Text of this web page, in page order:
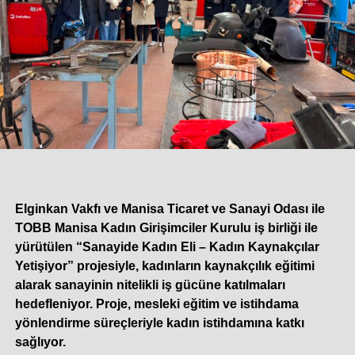
“CAC YATIRIMININ BİLANÇOYA ETKİSİNİ GELECEK
DÖNEMDE GÖRECEĞİZ”
Konuyla ilgili değerlendirmelerde bulunan Çimsa Yönetim
Kurulu Başkanı Umut Zenar, Çimsa’nın birçok açıdan
sektörden pozitif şekilde ayrıştığını ifade ederken,
güçlü özelliklerinden biri de bugünü başarıyla yönetirken,
geleceğin stratejik adımlarını da bugünden atabilmesidir.
Mersin tesisimizde geçtiğimiz haftalarda devreye giren
kalsiyum alüminat çimento yatırımımız da bunun çok
güçlü bir göstergesidir. Devreye aldığımız yeni
yatırımımızla, yapı malzemeleri sektörünün küresel
ölçekteki en stratejik ürünlerinden biri olan CAC’da üretim
kapasitemizi yüzde 50 oranında artırdık. Bugün 200 bin
Elginkan Vakfı ve Manisa Ticaret ve Sanayi Odası ile
TOBB Manisa Kadın Girişimciler Kurulu iş birliği ile
yürütülen “Sanayide Kadın Eli – Kadın Kaynakçılar
Yetişiyor” projesiyle, kadınların kaynakçılık eğitimi
alarak sanayinin nitelikli iş gücüne katılmaları
hedefleniyor. Proje, mesleki eğitim ve istihdama
yönlendirme süreçleriyle kadın istihdamına katkı
sağlıyor.